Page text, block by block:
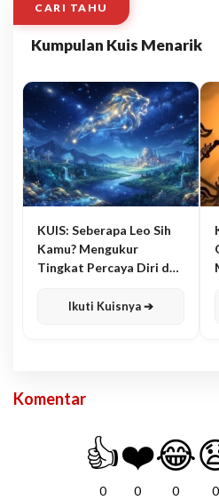
CARI TAHU
Kumpulan Kuis Menarik
KUIS: Seberapa Leo Sih
Kamu? Mengukur
Tingkat Percaya Diri dan
Ikuti Kuisnya ➔
Komentar
👍
0
❤️
0
😂
0 0